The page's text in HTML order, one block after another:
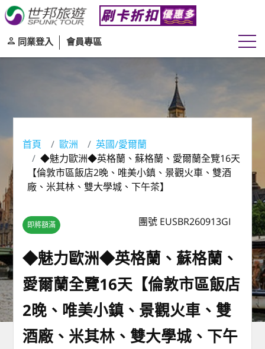
同業登入 會員專區
首頁 歐洲
英國/愛爾蘭
◆魅力歐洲◆英格蘭、蘇格蘭、愛爾蘭全覽16天
【倫敦市區飯店2晚、唯美小鎮、景觀火車、雙酒
廠、米其林、雙大學城、下午茶】
即將額滿 團號 EUSBR260913GI
◆魅力歐洲◆英格蘭、蘇格蘭、
愛爾蘭全覽16天【倫敦市區飯店
2晚、唯美小鎮、景觀火車、雙
酒廠、米其林、雙大學城、下午